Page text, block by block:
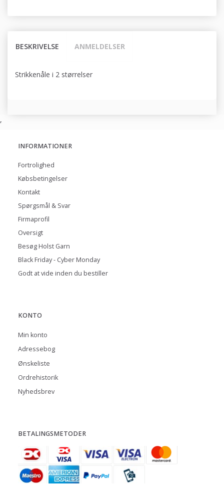
BESKRIVELSE ANMELDELSER
Strikkenåle i 2 størrelser
,
INFORMATIONER
Fortrolighed
Købsbetingelser
Kontakt
Spørgsmål & Svar
Firmaprofil
Oversigt
Besøg Holst Garn
Black Friday - Cyber Monday
Godt at vide inden du bestiller
KONTO
Min konto
Adressebog
Ønskeliste
Ordrehistorik
Nyhedsbrev
BETALINGSMETODER